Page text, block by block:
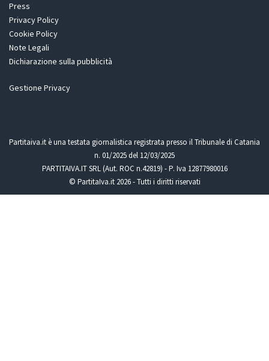
Press
Privacy Policy
Cookie Policy
Note Legali
Dichiarazione sulla pubblicità
Gestione Privacy
Partitaiva.it è una testata giornalistica registrata presso il Tribunale di Catania
n. 01/2025 del 12/03/2025
PARTITAIVA.IT SRL (Aut. ROC n.42819) - P. Iva 12877980016
© PartitaIva.it 2026 - Tutti i diritti riservati